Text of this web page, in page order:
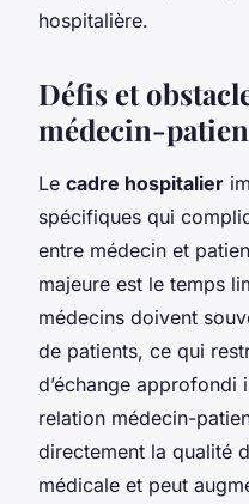
hospitalière.
Défis et
médecin-
Le cadre hospitalier
spécifiques qui
entre médecin et
majeure est le temps
médecins doivent
de patients, ce qui
d’échange approfondi
relation médecin-
directement la qualité
médicale et peut